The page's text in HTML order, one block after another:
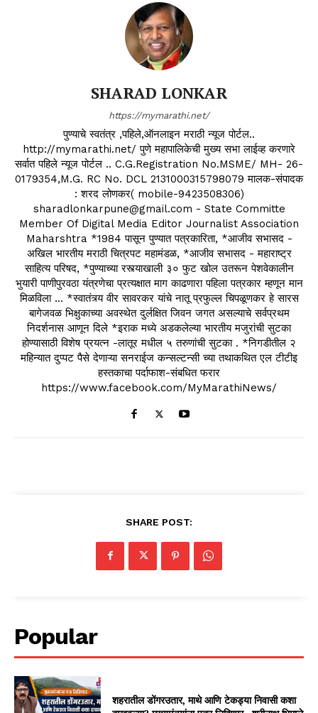
SHARAD LONKAR
https://mymarathi.net/
पुण्याचे स्वतंत्र ,पहिले,ऑनलाइन मराठी न्यूज पोर्टल..
http://mymarathi.net/ पुणे महापालिकेची मुख्य सभा लाईव्ह करणारे
सर्वात पहिले न्यूज पोर्टल .. C.G.Registration No.MSME/ MH- 26-
0179354,M.G. RC No. DCL 2131000315798079 मालक-संपादक
: शरद लोणकर( mobile-9423508306)
sharadlonkarpune@gmail.com - State Committe
Member Of Digital Media Editor Journalist Association
Maharshtra *1984 पासून पुण्यात पत्रकारिता, *आजीव सभासद -
अखिल भारतीय मराठी चित्रपट महामंडळ, *आजीव सभासद - महाराष्ट्र
साहित्य परिषद, *पुण्याच्या रस्त्याखाली ३० फुट खोल उतरून पेशवेकालीन
भुयारी पाणीपुरवठा यंत्रणेचा प्रत्यक्षात माग काढणारा पहिला पत्रकार म्हणून मान
मिळविला ... *स्वातंत्र्य वीर सावरकर यांचे नातू प्रफुल्ल चिपळूणकर हे सारस
बागेजवळ भिक्षुकाच्या अवस्थेत दुर्लक्षित जिवन जगत असल्याचे सर्वप्रथम
निदर्शनास आणून दिले *इराक मध्ये अडकलेल्या भारतीय मजुरांची सुटका
होण्यासाठी विशेष प्रयत्न -लातूर मधील ५ तरुणांची सुटका . *निगडीतील २
महिन्यात दुप्पट पैसे देणाऱ्या सनराईज कन्सल्टन्सी च्या तथाकथित एल टीटीइ
हस्तकाचा पर्दाफाश-संबधित फरार
https://www.facebook.com/MyMarathiNews/
SHARE POST:
Popular
शहरातील डोंगरउतार, माथे आणि टेकड्या निवासी कशा